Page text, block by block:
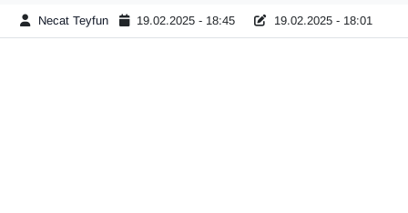
Necat Teyfun 19.02.2025 - 18:45 19.02.2025 - 18:01
En çok konuşulanlar